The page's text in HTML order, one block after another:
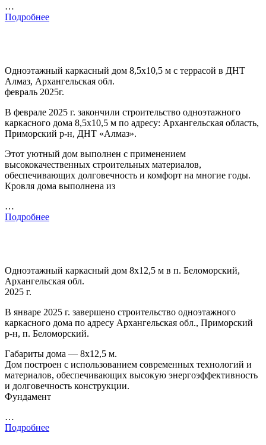
…
Подробнее
Одноэтажный каркасный дом 8,5х10,5 м с террасой в ДНТ
Алмаз, Архангельская обл.
февраль 2025г.
В феврале 2025 г. закончили строительство одноэтажного
каркасного дома 8,5х10,5 м по адресу: Архангельская область,
Приморский р-н, ДНТ «Алмаз».
Этот уютный дом выполнен с применением
высококачественных строительных материалов,
обеспечивающих долговечность и комфорт на многие годы.
Кровля дома выполнена из
…
Подробнее
Одноэтажный каркасный дом 8х12,5 м в п. Беломорский,
Архангельская обл.
2025 г.
В январе 2025 г. завершено строительство одноэтажного
каркасного дома по адресу Архангельская обл., Приморский
р-н, п. Беломорский.
Габариты дома — 8х12,5 м.
Дом построен с использованием современных технологий и
материалов, обеспечивающих высокую энергоэффективность
и долговечность конструкции.
Фундамент
…
Подробнее